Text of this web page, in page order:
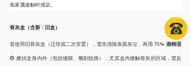
免家属接触时感染。
骨灰盒（含新 / 旧盒）
若使用旧骨灰盒（迁坟或二次安置），需先清除表面灰尘，再用75% 酒精湿
巾 擦拭盒身内外（包括缝隙、雕刻纹路），尤其盒内接触骨灰的区域，需反